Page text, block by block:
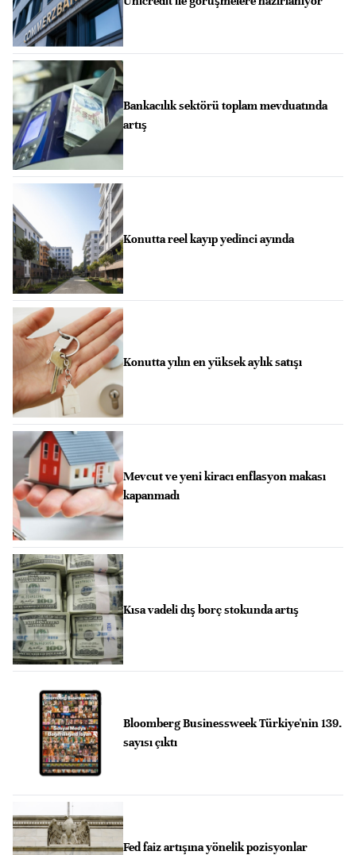
Bankacılık sektörü toplam mevduatında
artış
Konutta reel kayıp yedinci ayında
Konutta yılın en yüksek aylık satışı
Mevcut ve yeni kiracı enflasyon makası
kapanmadı
Kısa vadeli dış borç stokunda artış
Bloomberg Businessweek Türkiye'nin 139.
sayısı çıktı
Fed faiz artışına yönelik pozisyonlar